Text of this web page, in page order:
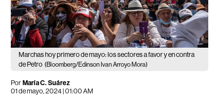
Marchas hoy primero de mayo: los sectores a favor y en contra
de Petro (Bloomberg/Edinson Ivan Arroyo Mora)
PorMaría C. Suárez
01 de mayo, 2024 | 01:00 AM